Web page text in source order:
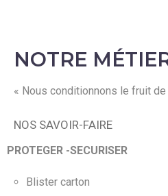
NOTRE
« Nous conditionnons le fruit
NOS SAVOIR-FAIRE
PROTEGER -SECURISER
Blister carton